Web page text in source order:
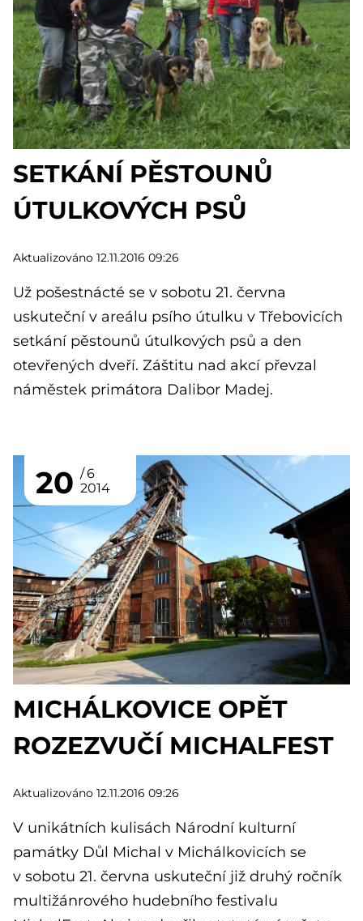
SETKÁNÍ PĚSTOUNŮ
ÚTULKOVÝCH PSŮ
Aktualizováno 12.11.2016 09:26
Už pošestnácté se v sobotu 21. června
uskuteční v areálu psího útulku v Třebovicích
setkání pěstounů útulkových psů a den
otevřených dveří. Záštitu nad akcí převzal
náměstek primátora Dalibor Madej.
20
6
2014
MICHÁLKOVICE OPĚT
ROZEZVUČÍ MICHALFEST
Aktualizováno 12.11.2016 09:26
V unikátních kulisách Národní kulturní
památky Důl Michal v Michálkovicích se
v sobotu 21. června uskuteční již druhý ročník
multižánrového hudebního festivalu